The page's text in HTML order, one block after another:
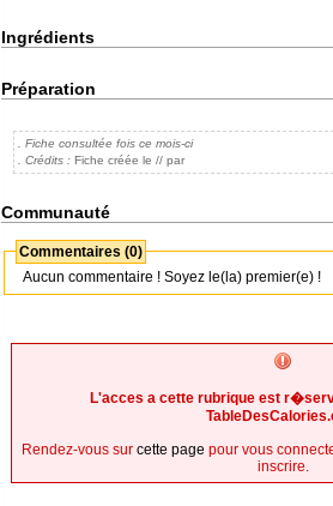
Ingrédients
Préparation
. Fiche consultée fois ce mois-ci
. Crédits :Fiche créée le // par
Communauté
Commentaires (0)
Aucun commentaire ! Soyez le(la) premier(e) !
L'acces a cette rubrique est
Rendez-vous sur cette page pour vous
inscrire.